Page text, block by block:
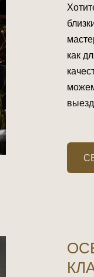
как